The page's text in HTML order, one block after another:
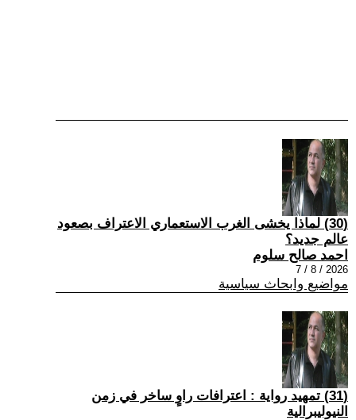
(30) لماذا يخشى الغرب الاستعماري الاعتراف بصعود
عالم جديد؟
احمد صالح سلوم
2026 / 8 / 7
مواضيع وابحاث سياسية
(31) تمهيد رواية : اعترافات راوٍ ساخر في زمن
النيوليبرالية